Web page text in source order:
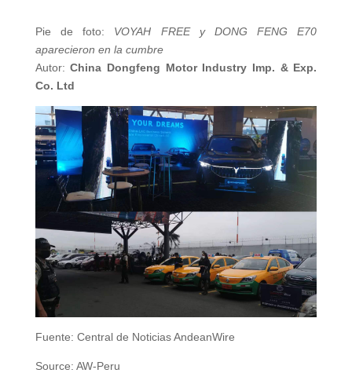
Pie de foto: VOYAH FREE y DONG FENG E70
aparecieron en la cumbre
Autor:China Dongfeng Motor Industry Imp. & Exp.
Co. Ltd
Fuente: Central de Noticias AndeanWire
Source: AW-Peru